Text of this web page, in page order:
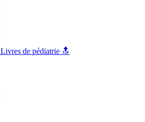
Livres de pédiatrie 🔝